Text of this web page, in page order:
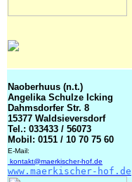
Naoberhuus (n.t.)
Angelika Schulze Icking
Dahmsdorfer Str. 8
15377 Waldsieversdorf
Tel.: 033433 / 56073
Mobil: 0151 / 10 70 75 60
E-Mail:
kontakt@maerkischer-hof.de
www.maerkischer-hof.de